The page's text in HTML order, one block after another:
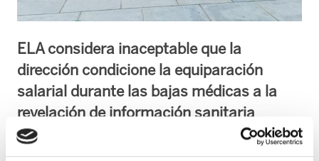
ELA considera inaceptable que la
dirección condicione la equiparación
salarial durante las bajas médicas a la
revelación de información sanitaria
privada.